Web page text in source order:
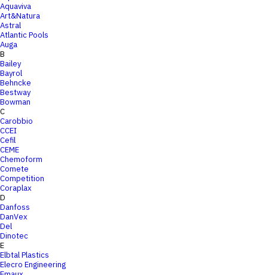
Aquaviva
Art&Natura
Astral
Atlantic Pools
Auga
B
Bailey
Bayrol
Behncke
Bestway
Bowman
C
Carobbio
CCEI
Cefil
CEME
Chemoform
Comete
Competition
Coraplax
D
Danfoss
DanVex
Del
Dinotec
E
Elbtal Plastics
Elecro Engineering